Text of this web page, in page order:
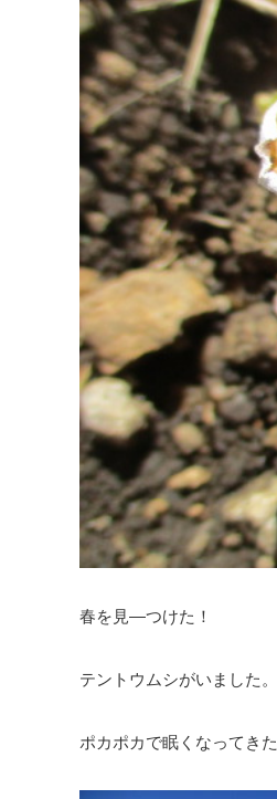
春を見―つけた！
テントウムシがいました。
ポカポカで眠くなってきた